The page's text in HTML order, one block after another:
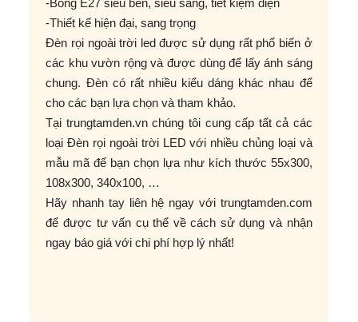
-Bóng E27 siêu bền, siêu sáng, tiết kiệm điện
-Thiết kế hiện đại, sang trọng
Đèn rọi ngoài trời led được sử dụng rất phổ biến ở
các khu vườn rộng và được dùng để lấy ánh sáng
chung. Đèn có rất nhiều kiểu dáng khác nhau để
cho các bạn lựa chọn và tham khảo.
Tại trungtamden.vn chúng tôi cung cấp tất cả các
loại Đèn rọi ngoài trời LED với nhiều chủng loại và
mẫu mã để bạn chọn lựa như kích thước 55x300,
108x300, 340x100, …
Hãy nhanh tay liên hệ ngay với trungtamden.com
để được tư vấn cụ thể về cách sử dụng và nhận
ngay báo giá với chi phí hợp lý nhất!